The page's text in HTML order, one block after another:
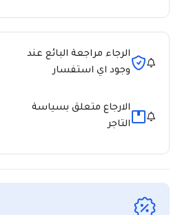
الرجاء مراجعة البائع عند
وجود اي استفسار
الارجاع متعلق بسياسة
التاجر